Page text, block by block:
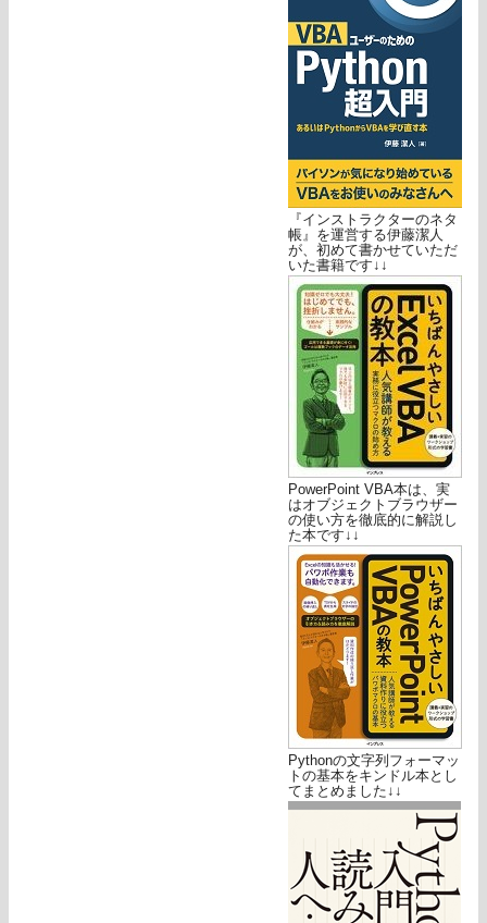
『インストラクターのネタ
帳』を運営する伊藤潔人
が、初めて書かせていただ
いた書籍です↓↓
PowerPoint VBA本は、実
はオブジェクトブラウザー
の使い方を徹底的に解説し
た本です↓↓
Pythonの文字列フォーマッ
トの基本をキンドル本とし
てまとめました↓↓